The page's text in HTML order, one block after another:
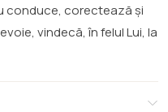
conduce, corectează și
vindecă, în felul Lui, la